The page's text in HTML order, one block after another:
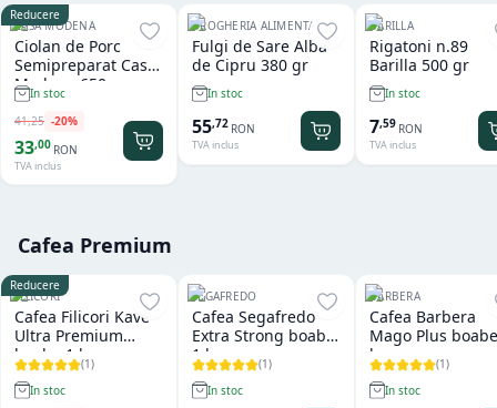
Reducere
CASA MODENA
Ciolan de Porc
Semipreparat Casa
Modena 650 gr
In stoc
41,25 -20%
33,00 RON
TVA inclus
DROGHERIA ALIMENTARI
Fulgi de Sare Alba
de Cipru 380 gr
In stoc
55,72 RON
TVA inclus
BARILLA
Rigatoni n.89
Barilla 500 gr
In stoc
7,59 RON
TVA inclus
Cafea Premium
Reducere
FILICORI
Cafea Filicori Kave
Ultra Premium
boabe 1 kg
(1)
In stoc
SEGAFREDO
Cafea Segafredo
Extra Strong boabe
1 kg
(1)
In stoc
BARBERA
Cafea Barbera
Mago Plus
kg
(1)
In stoc